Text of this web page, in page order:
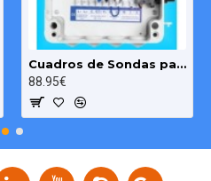
Cuadros de Sondas para bomba Sumergibles 3.00 HP monofásico Pozo MAXGE
88.95€